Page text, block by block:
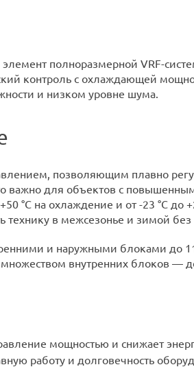
полноразмерной VRF-
контроль с охлаждающей
и низком уровне шума.
позволяющим плавно
важно для объектов с
°C на охлаждение и от -23 °C до
технику в межсезонье и зимой
и наружными блоками до
внутренних блоков —
мощностью и снижает
работу и долговечность